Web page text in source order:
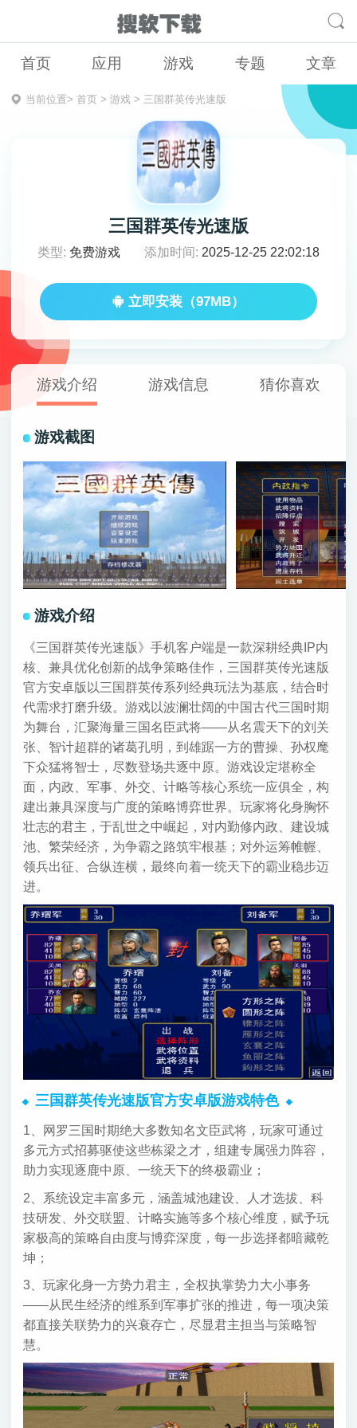
首页 应用 游戏 专题 文章
当前位置> 首页> 游戏> 三国群英传光速版
三国群英传光速版
类型: 免费游戏 添加时间: 2025-12-25 22:02:18
立即安装（97MB）
游戏介绍 游戏信息 猜你喜欢
游戏截图
游戏介绍
《三国群英传光速版》手机客户端是一款深耕经典IP内
核、兼具优化创新的战争策略佳作，三国群英传光速版
官方安卓版以三国群英传系列经典玩法为基底，结合时
代需求打磨升级。游戏以波澜壮阔的中国古代三国时期
为舞台，汇聚海量三国名臣武将——从名震天下的刘关
张、智计超群的诸葛孔明，到雄踞一方的曹操、孙权麾
下众猛将智士，尽数登场共逐中原。游戏设定堪称全
面，内政、军事、外交、计略等核心系统一应俱全，构
建出兼具深度与广度的策略博弈世界。玩家将化身胸怀
壮志的君主，于乱世之中崛起，对内勤修内政、建设城
池、繁荣经济，为争霸之路筑牢根基；对外运筹帷幄、
领兵出征、合纵连横，最终向着一统天下的霸业稳步迈
进。
三国群英传光速版官方安卓版游戏特色
1、网罗三国时期绝大多数知名文臣武将，玩家可通过
多元方式招募驱使这些栋梁之才，组建专属强力阵容，
助力实现逐鹿中原、一统天下的终极霸业；
2、系统设定丰富多元，涵盖城池建设、人才选拔、科
技研发、外交联盟、计略实施等多个核心维度，赋予玩
家极高的策略自由度与博弈深度，每一步选择都暗藏乾
坤；
3、玩家化身一方势力君主，全权执掌势力大小事务
——从民生经济的维系到军事扩张的推进，每一项决策
都直接关联势力的兴衰存亡，尽显君主担当与策略智
慧。